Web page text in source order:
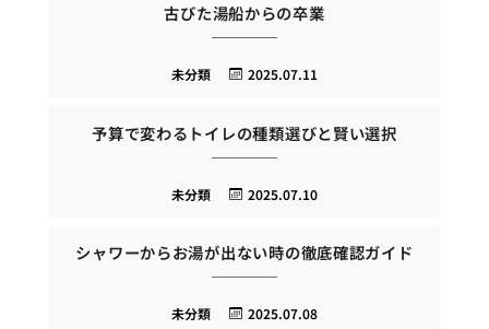
古びた湯船からの卒業
2025.07.11
未分類
予算で変わるトイレの種類選びと賢い選択
2025.07.10
未分類
シャワーからお湯が出ない時の徹底確認ガイド
2025.07.08
未分類